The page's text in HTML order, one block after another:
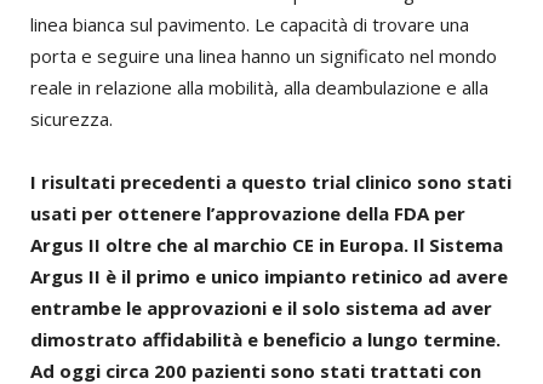
linea bianca sul pavimento. Le capacità di trovare una
porta e seguire una linea hanno un significato nel mondo
reale in relazione alla mobilità, alla deambulazione e alla
sicurezza.
I risultati precedenti a questo trial clinico sono stati
usati per ottenere l’approvazione della FDA per
Argus II oltre che al marchio CE in Europa. Il Sistema
Argus II è il primo e unico impianto retinico ad avere
entrambe le approvazioni e il solo sistema ad aver
dimostrato affidabilità e beneficio a lungo termine.
Ad oggi circa 200 pazienti sono stati trattati con